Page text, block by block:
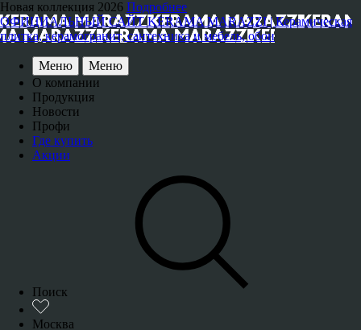
Новая коллекция 2026 Подробнее
ОФИЦИАЛЬНЫЙ САЙТ KERAMA MARAZZI | Керамическая
плитка, керамогранит, сантехника и мебель, обои
Меню
Меню
О компании
Продукция
Новости
Профи
Где купить
Акции
Поиск
Москва